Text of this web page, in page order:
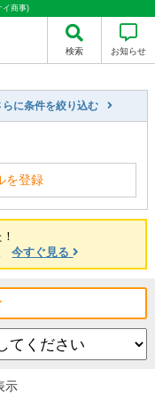
イ商事)
検索 お知らせ
らに条件を絞り込む
を登録
今すぐ見る
示